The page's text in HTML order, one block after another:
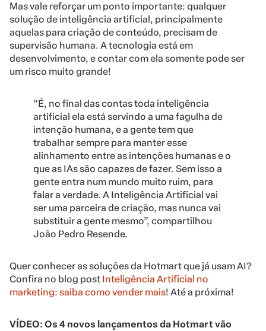
Mas vale reforçar um ponto importante: qualquer
solução de inteligência artificial, principalmente
aquelas para criação de conteúdo, precisam de
supervisão humana. A tecnologia está em
desenvolvimento, e contar com ela somente pode ser
um risco muito grande!
“É, no final das contas toda inteligência
artificial ela está servindo a uma fagulha de
intenção humana, e a gente tem que
trabalhar sempre para manter esse
alinhamento entre as intenções humanas e o
que as IAs são capazes de fazer. Sem isso a
gente entra num mundo muito ruim, para
falar a verdade. A Inteligência Artificial vai
ser uma parceira de criação, mas nunca vai
substituir a gente mesmo”, compartilhou
João Pedro Resende.
Quer conhecer as soluções da Hotmart que já usam AI?
Confira no blog post Inteligência Artificial no
marketing: saiba como vender mais! Até a próxima!
VÍDEO: Os 4 novos lançamentos da Hotmart vão